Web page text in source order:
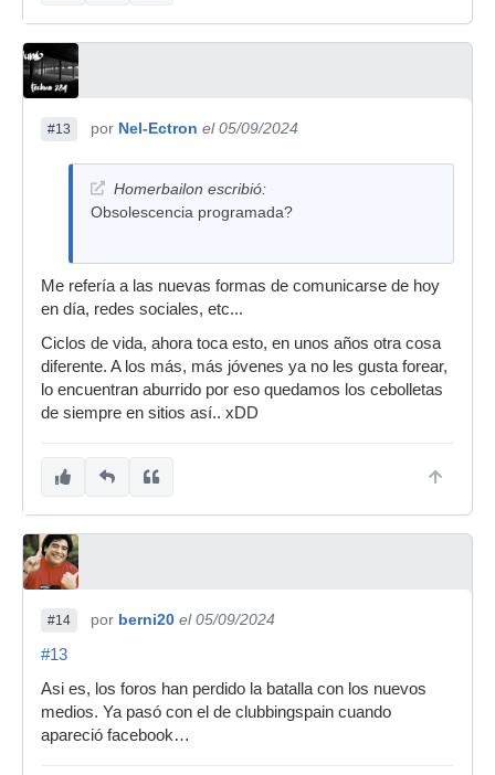
#13 por Nel-Ectron el 05/09/2024
Homerbailon escribió:
Obsolescencia programada?
Me refería a las nuevas formas de comunicarse de hoy
en día, redes sociales, etc...
Ciclos de vida, ahora toca esto, en unos años otra cosa
diferente. A los más, más jóvenes ya no les gusta forear,
lo encuentran aburrido por eso quedamos los cebolletas
de siempre en sitios así.. xDD
#14 por berni20 el 05/09/2024
#13
Asi es, los foros han perdido la batalla con los nuevos
medios. Ya pasó con el de clubbingspain cuando
apareció facebook…